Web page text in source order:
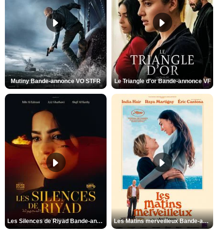
Mutiny Bande-annonce VO STFR Le Triangle d'or Bande-annonce VF
Les Silences de Riyad Bande-annonce VO STFR Les Matins merveilleux Bande-annonce VF